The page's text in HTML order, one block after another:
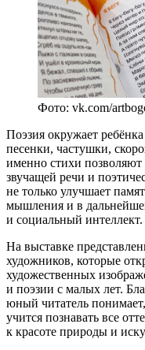
Фото: vk.com/
Поэзия окружает
песенки, частушки,
именно стихи позволяют
звучащей речи и
не только улучшает
мышления и в
и социальный интеллект.
На выставке
художников, которые
художественных
и поэзии с малых лет.
юный читатель
учится познавать все
к красоте природы и